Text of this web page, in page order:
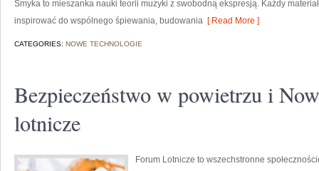
Smyka to mieszanka nauki teorii muzyki z swobodną ekspresją. Każdy
inspirować do wspólnego śpiewania, budowania [ Read More ]
CATEGORIES: NOWE TECHNOLOGIE
Bezpieczeństwo w powietrzu i
lotnicze
Forum Lotnicze to wszechstronne